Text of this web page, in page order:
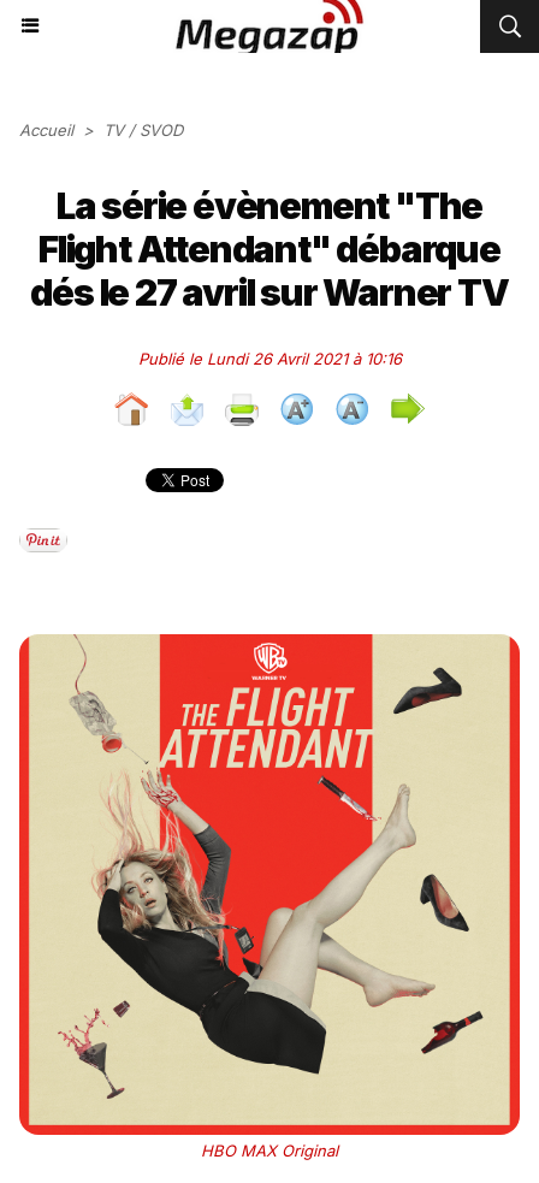
Accueil > TV / SVOD
La série évènement "The
Flight Attendant" débarque
dés le 27 avril sur Warner TV
Publié le Lundi 26 Avril 2021 à 10:16
HBO MAX Original